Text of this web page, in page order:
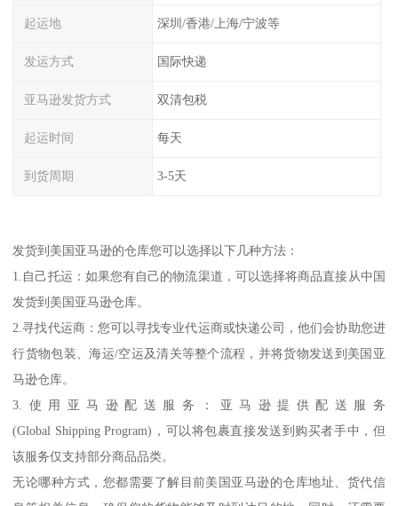
起运地 深圳/香港/上海/宁波等
发运方式 国际快递
亚马逊发货方式 双清包税
起运时间 每天
到货周期 3-5天
发货到美国亚马逊的仓库您可以选择以下几种方法：
1.自己托运：如果您有自己的物流渠道，可以选择将商品直接从中国
发货到美国亚马逊仓库。
2.寻找代运商：您可以寻找专业代运商或快递公司，他们会协助您进
行货物包装、海运/空运及清关等整个流程，并将货物发送到美国亚
马逊仓库。
3.使用亚马逊配送服务：亚马逊提供配送服务
(Global Shipping Program)，可以将包裹直接发送到购买者手中，但
该服务仅支持部分商品品类。
无论哪种方式，您都需要了解目前美国亚马逊的仓库地址、货代信